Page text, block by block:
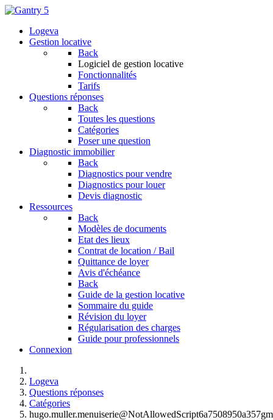
Logeva
Gestion locative
Back
Logiciel de gestion locative
Fonctionnalités
Tarifs
Questions réponses
Back
Toutes les questions
Catégories
Poser une question
Diagnostic immobilier
Back
Diagnostics pour vendre
Diagnostics pour louer
Devis diagnostic
Ressources
Back
Modèles de documents
Etat des lieux
Contrat de location / Bail
Quittance de loyer
Avis d'échéance
Back
Guide de la gestion locative
Sommaire du guide
Révision du loyer
Régularisation des charges
Guide pour professionnels
Connexion
Logeva
Questions réponses
Catégories